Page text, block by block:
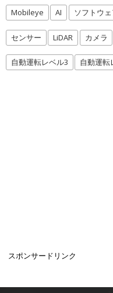
Mobileye AI ソフトウ
センサー LiDAR カメラ
自動運転レベル3 自動運転
スポンサードリンク